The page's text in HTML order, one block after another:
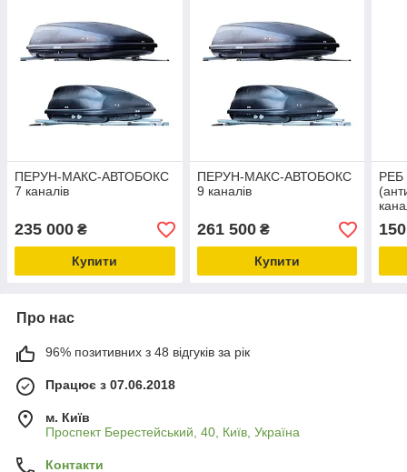
ПЕРУН-МАКС-АВТОБОКС
7 каналів
235 000 ₴
Купити
ПЕРУН-МАКС-АВТОБОКС
9 каналів
261 500₴
Купити
РЕБ
2,4-
Про нас
96% позитивних з 48 відгуків за рік
Працює з 07.06.2018
м. Київ
Проспект Берестейський, 40, Київ, Україна
Контакти